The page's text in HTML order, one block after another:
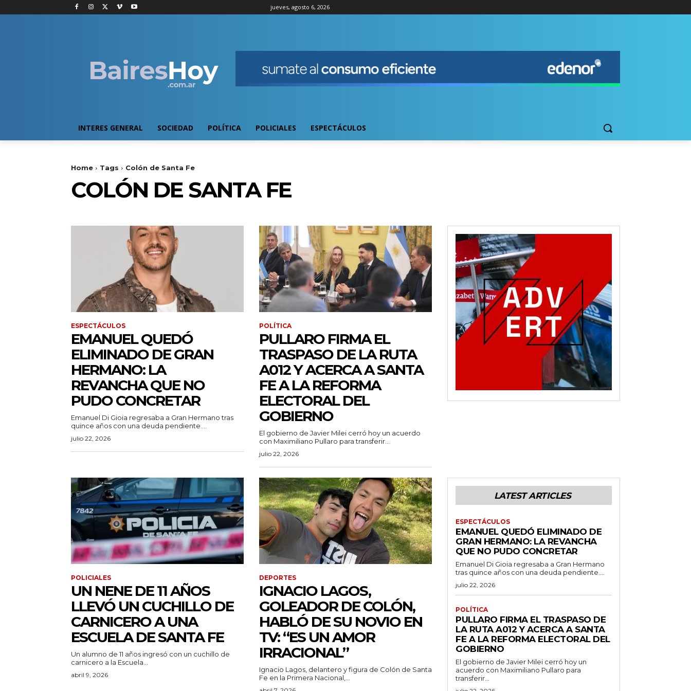
jueves, agosto 6, 2026
INTERES GENERAL SOCIEDAD POLÍTICA POLICIALES ESPECTÁCULOS
Home Tags Colón de Santa Fe
COLÓN DE SANTA FE
ESPECTÁCULOS
EMANUEL QUEDÓ
ELIMINADO DE GRAN
HERMANO: LA
REVANCHA QUE NO
PUDO CONCRETAR
Emanuel Di Gioia regresaba a Gran Hermano tras
quince años con una deuda pendiente....
julio 22, 2026
POLÍTICA
PULLARO FIRMA EL
TRASPASO DE LA RUTA
A012 Y ACERCA A SANTA
FE A LA REFORMA
ELECTORAL DEL
GOBIERNO
El gobierno de Javier Milei cerró hoy un acuerdo
con Maximiliano Pullaro para transferir...
julio 22, 2026
POLICIALES
UN NENE DE 11 AÑOS
LLEVÓ UN CUCHILLO DE
CARNICERO A UNA
ESCUELA DE SANTA FE
Un alumno de 11 años ingresó con un cuchillo de
carnicero a la Escuela...
abril 9, 2026
DEPORTES
IGNACIO LAGOS,
GOLEADOR DE COLÓN,
HABLÓ DE SU NOVIO EN
TV: “ES UN AMOR
IRRACIONAL”
Ignacio Lagos, delantero y figura de Colón de Santa
Fe en la Primera Nacional,...
LATEST ARTICLES
ESPECTÁCULOS
EMANUEL QUEDÓ ELIMINADO DE
GRAN HERMANO: LA REVANCHA
QUE NO PUDO CONCRETAR
Emanuel Di Gioia regresaba a Gran Hermano
tras quince años con una deuda pendiente....
julio 22, 2026
POLÍTICA
PULLARO FIRMA EL TRASPASO DE
LA RUTA A012 Y ACERCA A SANTA
FE A LA REFORMA ELECTORAL DEL
GOBIERNO
El gobierno de Javier Milei cerró hoy un
acuerdo con Maximiliano Pullaro para
transferir...